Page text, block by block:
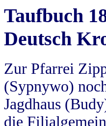
Taufbuch
Deutsch
Zur Pfarrei
(Sypnywo)
Jagdhaus
die